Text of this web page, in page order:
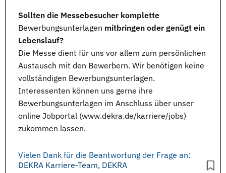
Sollten die Messebesucher komplette
Bewerbungsunterlagen mitbringen oder genügt ein
Lebenslauf?
Die Messe dient für uns vor allem zum persönlichen
Austausch mit den Bewerbern. Wir benötigen keine
vollständigen Bewerbungsunterlagen.
Interessenten können uns gerne ihre
Bewerbungsunterlagen im Anschluss über unser
online Jobportal (www.dekra.de/karriere/jobs)
zukommen lassen.
Vielen Dank für die Beantwortung der Frage an:
DEKRA Karriere-Team, DEKRA